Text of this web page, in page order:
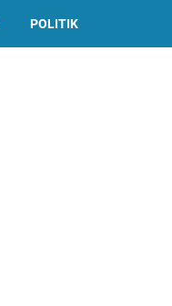
POLITIK